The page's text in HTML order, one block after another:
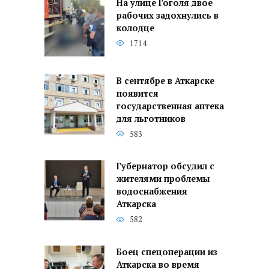
На улице Гоголя двое
рабочих задохнулись в
колодце
1714
В сентябре в Аткарске
появится
государственная аптека
для льготников
583
Губернатор обсудил с
жителями проблемы
водоснабжения
Аткарска
582
Боец спецоперации из
Аткарска во время